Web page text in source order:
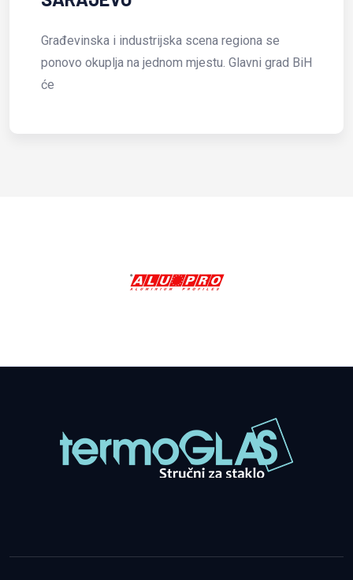
scena regiona se
jednom mjestu. Glavni grad BiH
modernog
personalizacije